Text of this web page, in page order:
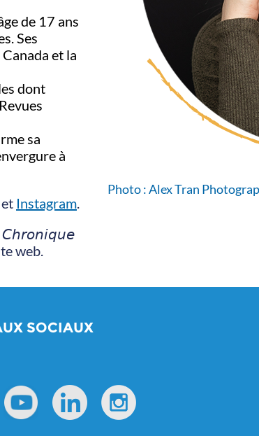
de 17 ans
Ses
et la
dont
sa
à
et Instagram.
𝘊𝘩𝘳𝘰𝘯𝘪𝘲𝘶𝘦
web.
Photo : Alex Tran
SOCIAUX